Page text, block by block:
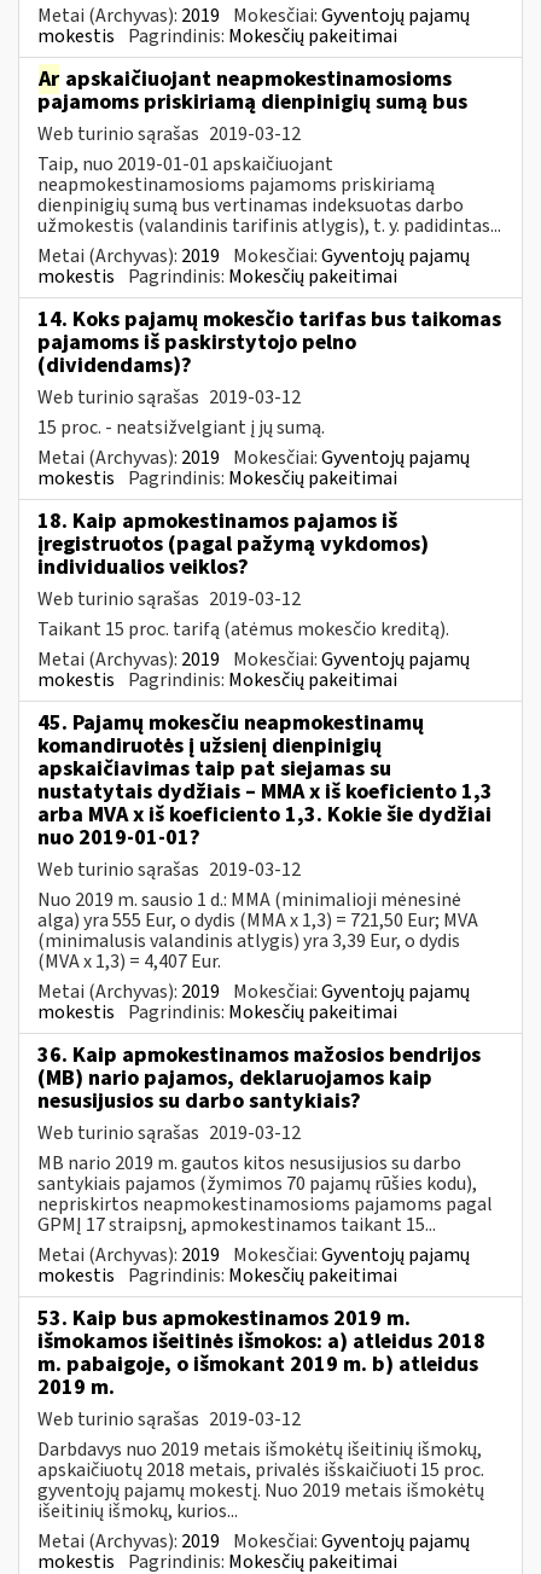
Metai (Archyvas): 2019 Mokesčiai:Gyventojų pajamų
mokestis Pagrindinis: Mokesčių pakeitimai
Ar apskaičiuojant neapmokestinamosioms
pajamoms priskiriamą dienpinigių sumą bus
Web turinio sąrašas 2019-03-12
Taip, nuo 2019-01-01 apskaičiuojant
neapmokestinamosioms pajamoms priskiriamą
dienpinigių sumą bus vertinamas indeksuotas darbo
užmokestis (valandinis tarifinis atlygis), t. y. padidintas...
Metai (Archyvas): 2019 Mokesčiai:Gyventojų pajamų
mokestis Pagrindinis: Mokesčių pakeitimai
14. Koks pajamų mokesčio tarifas bus taikomas
pajamoms iš paskirstytojo pelno
(dividendams)?
Web turinio sąrašas 2019-03-12
15 proc. - neatsižvelgiant į jų sumą.
Metai (Archyvas): 2019 Mokesčiai:Gyventojų pajamų
mokestis Pagrindinis: Mokesčių pakeitimai
18. Kaip apmokestinamos pajamos iš
įregistruotos (pagal pažymą vykdomos)
individualios veiklos?
Web turinio sąrašas 2019-03-12
Taikant 15 proc. tarifą (atėmus mokesčio kreditą).
Metai (Archyvas): 2019 Mokesčiai:Gyventojų pajamų
mokestis Pagrindinis: Mokesčių pakeitimai
45. Pajamų mokesčiu neapmokestinamų
komandiruotės į užsienį dienpinigių
apskaičiavimas taip pat siejamas su
nustatytais dydžiais – MMA x iš koeficiento 1,3
arba MVA x iš koeficiento 1,3. Kokie šie dydžiai
nuo 2019-01-01?
Web turinio sąrašas 2019-03-12
Nuo 2019 m. sausio 1 d.: MMA (minimalioji mėnesinė
alga) yra 555 Eur, o dydis (MMA x 1,3) = 721,50 Eur; MVA
(minimalusis valandinis atlygis) yra 3,39 Eur, o dydis
(MVA x 1,3) = 4,407 Eur.
Metai (Archyvas): 2019 Mokesčiai:Gyventojų pajamų
mokestis Pagrindinis: Mokesčių pakeitimai
36. Kaip apmokestinamos mažosios bendrijos
(MB) nario pajamos, deklaruojamos kaip
nesusijusios su darbo santykiais?
Web turinio sąrašas 2019-03-12
MB nario 2019 m. gautos kitos nesusijusios su darbo
santykiais pajamos (žymimos 70 pajamų rūšies kodu),
nepriskirtos neapmokestinamosioms pajamoms pagal
GPMĮ 17 straipsnį, apmokestinamos taikant 15...
Metai (Archyvas): 2019 Mokesčiai:Gyventojų pajamų
mokestis Pagrindinis: Mokesčių pakeitimai
53. Kaip bus apmokestinamos 2019 m.
išmokamos išeitinės išmokos: a) atleidus 2018
m. pabaigoje, o išmokant 2019 m. b) atleidus
2019 m.
Web turinio sąrašas 2019-03-12
Darbdavys nuo 2019 metais išmokėtų išeitinių išmokų,
apskaičiuotų 2018 metais, privalės išskaičiuoti 15 proc.
gyventojų pajamų mokestį. Nuo 2019 metais išmokėtų
išeitinių išmokų, kurios...
Metai (Archyvas): 2019 Mokesčiai:Gyventojų pajamų
mokestis Pagrindinis: Mokesčių pakeitimai